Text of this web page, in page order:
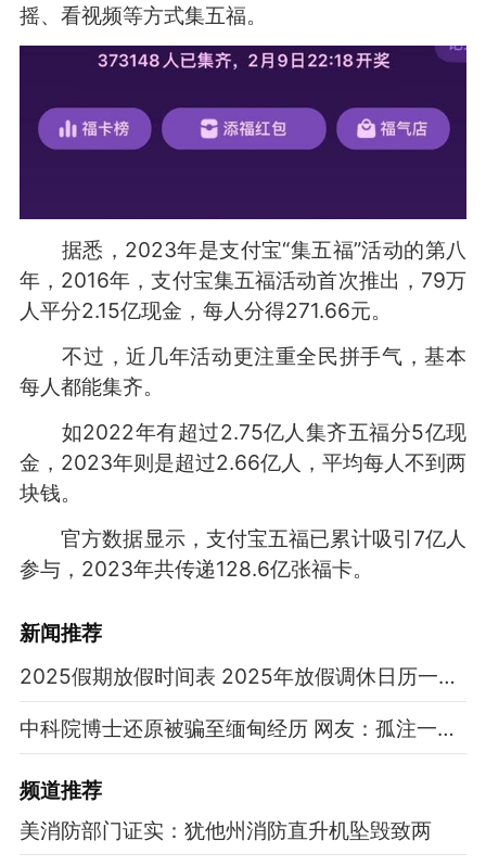
摇、看视频等方式集五福。
据悉，2023年是支付宝“集五福”活动的第八
年，2016年，支付宝集五福活动首次推出，79万
人平分2.15亿现金，每人分得271.66元。
不过，近几年活动更注重全民拼手气，基本
每人都能集齐。
如2022年有超过2.75亿人集齐五福分5亿现
金，2023年则是超过2.66亿人，平均每人不到两
块钱。
官方数据显示，支付宝五福已累计吸引7亿人
参与，2023年共传递128.6亿张福卡。
新闻推荐
2025假期放假时间表 2025年放假调休日历一览表
中科院博士还原被骗至缅甸经历 网友：孤注一掷现实版
频道推荐
美消防部门证实：犹他州消防直升机坠毁致两